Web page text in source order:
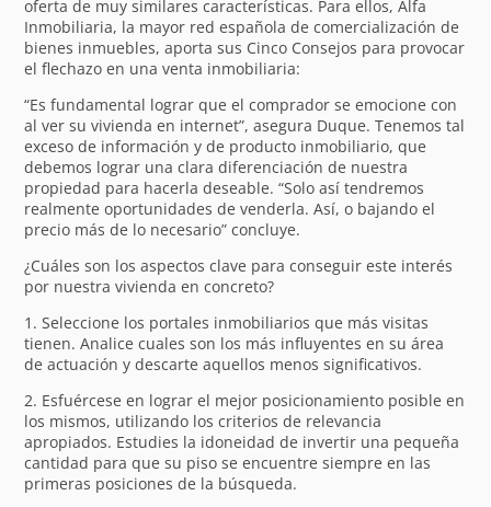
oferta de muy similares características. Para ellos, Alfa
Inmobiliaria, la mayor red española de comercialización de
bienes inmuebles, aporta sus Cinco Consejos para provocar
el flechazo en una venta inmobiliaria:
“Es fundamental lograr que el comprador se emocione con
al ver su vivienda en internet”, asegura Duque. Tenemos tal
exceso de información y de producto inmobiliario, que
debemos lograr una clara diferenciación de nuestra
propiedad para hacerla deseable. “Solo así tendremos
realmente oportunidades de venderla. Así, o bajando el
precio más de lo necesario” concluye.
¿Cuáles son los aspectos clave para conseguir este interés
por nuestra vivienda en concreto?
1. Seleccione los portales inmobiliarios que más visitas
tienen. Analice cuales son los más influyentes en su área
de actuación y descarte aquellos menos significativos.
2. Esfuércese en lograr el mejor posicionamiento posible en
los mismos, utilizando los criterios de relevancia
apropiados. Estudies la idoneidad de invertir una pequeña
cantidad para que su piso se encuentre siempre en las
primeras posiciones de la búsqueda.